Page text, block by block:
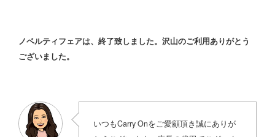
ノベルティフェアは、終了致しました。沢山のご利用ありがとう
ございました。
いつもCarry Onをご愛顧頂き誠にありが